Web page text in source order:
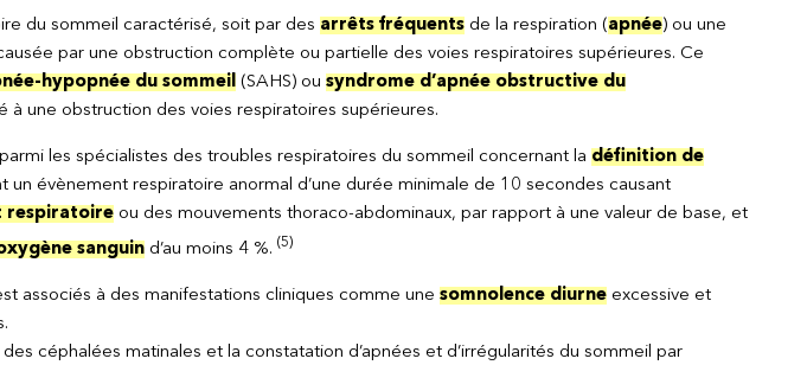
du sommeil caractérisé, soit par des arrêts fréquentsde la respiration (apnée) ou une
par une obstruction complète ou partielle des voies respiratoires supérieures. Ce
hypopnée du sommeil(SAHS) ou syndrome d’apnée obstructive du
à une obstruction des voies respiratoires supérieures.
les spécialistes des troubles respiratoires du sommeil concernant la définition de
un évènement respiratoire anormal d’une durée minimale de 10 secondes causant
respiratoireou des mouvements thoraco-abdominaux, par rapport à une valeur de base, et
sanguind’au moins 4 %. (5)
associés à des manifestations cliniques comme une somnolence diurneexcessive et
céphalées matinales et la constatation d’apnées et d’irrégularités du sommeil par